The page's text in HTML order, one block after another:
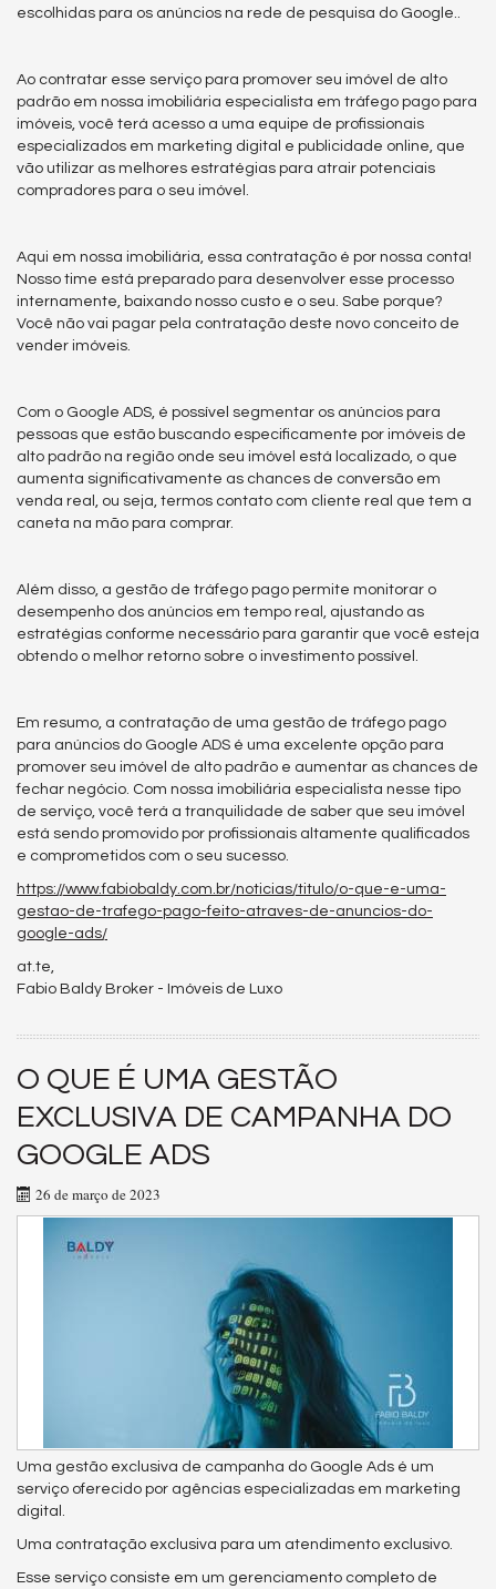
escolhidas para os anúncios na rede de pesquisa do Google..
Ao contratar esse serviço para promover seu imóvel de alto
padrão em nossa imobiliária especialista em tráfego pago para
imóveis, você terá acesso a uma equipe de profissionais
especializados em marketing digital e publicidade online, que
vão utilizar as melhores estratégias para atrair potenciais
compradores para o seu imóvel.
Aqui em nossa imobiliária, essa contratação é por nossa conta!
Nosso time está preparado para desenvolver esse processo
internamente, baixando nosso custo e o seu. Sabe porque?
Você não vai pagar pela contratação deste novo conceito de
vender imóveis.
Com o Google ADS, é possível segmentar os anúncios para
pessoas que estão buscando especificamente por imóveis de
alto padrão na região onde seu imóvel está localizado, o que
aumenta significativamente as chances de conversão em
venda real, ou seja, termos contato com cliente real que tem a
caneta na mão para comprar.
Além disso, a gestão de tráfego pago permite monitorar o
desempenho dos anúncios em tempo real, ajustando as
estratégias conforme necessário para garantir que você esteja
obtendo o melhor retorno sobre o investimento possível.
Em resumo, a contratação de uma gestão de tráfego pago
para anúncios do Google ADS é uma excelente opção para
promover seu imóvel de alto padrão e aumentar as chances de
fechar negócio. Com nossa imobiliária especialista nesse tipo
de serviço, você terá a tranquilidade de saber que seu imóvel
está sendo promovido por profissionais altamente qualificados
e comprometidos com o seu sucesso.
https://www.fabiobaldy.com.br/noticias/titulo/o-que-e-uma-
gestao-de-trafego-pago-feito-atraves-de-anuncios-do-
google-ads/
at.te,
Fabio Baldy Broker - Imóveis de Luxo
O QUE É UMA GESTÃO
EXCLUSIVA DE CAMPANHA DO
GOOGLE ADS
26 de março de 2023
Uma gestão exclusiva de campanha do Google Ads é um
serviço oferecido por agências especializadas em marketing
digital.
Uma contratação exclusiva para um atendimento exclusivo.
Esse serviço consiste em um gerenciamento completo de